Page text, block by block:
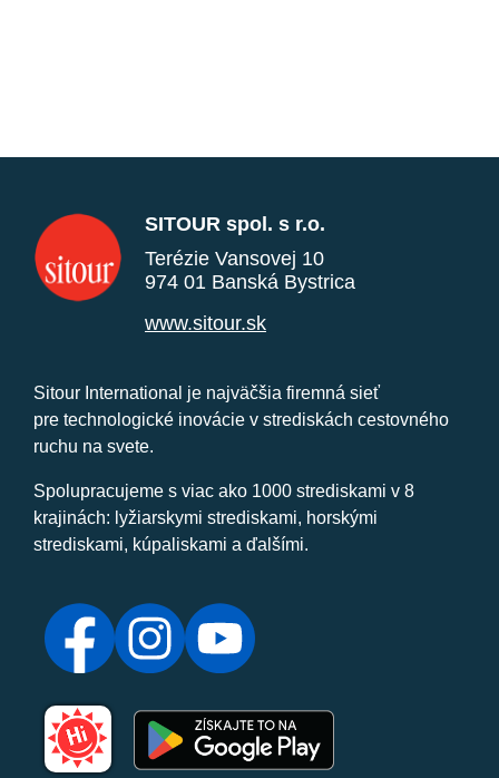
SITOUR spol. s r.o.
Terézie Vansovej 10
974 01 Banská Bystrica
www.sitour.sk
Sitour International je najväčšia firemná sieť
pre technologické inovácie v strediskách cestovného
ruchu na svete.
Spolupracujeme s viac ako 1000 strediskami v 8
krajinách: lyžiarskymi strediskami, horskými
strediskami, kúpaliskami a ďalšími.